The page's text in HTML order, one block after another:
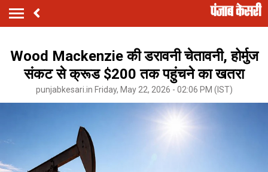
Wood Mackenzie की डरावनी चेतावनी, होर्मुज
संकट से क्रूड $200 तक पहुंचने का खतरा
punjabkesari.in Friday, May 22, 2026 - 02:06 PM (IST)